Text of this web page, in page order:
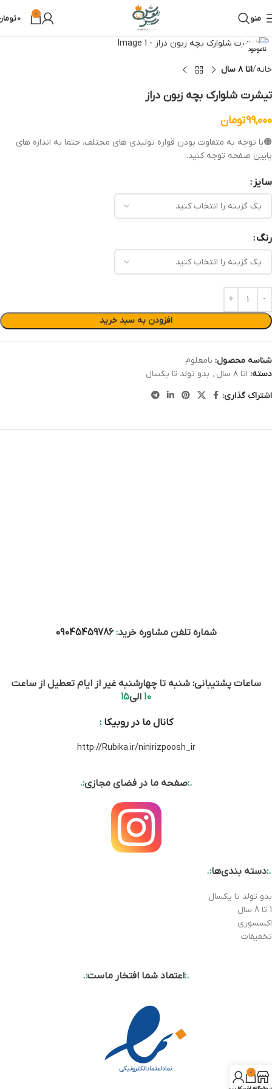
منو 0
0
ناموجود
خانه ۱تا ۸ سال
تیشرت شلوارک بچه زبون دراز
99,000تومان
🟠با توجه به متفاوت بودن قواره تولیدی های مختلف، حتما به اندازه های
پایین صفحه توجه کنید.
سایز
رنگ
افزودن به سبد خرید
شناسه محصول: نامعلوم
دسته: ۱تا ۸ سال , بدو تولد تا یکسال
اشتراک گذاری:
شماره تلفن مشاوره خرید:
09045459786
ساعات پشتیبانی: شنبه تا چهارشنبه غیر از ایام تعطیل از ساعت
10 الی15
کانال ما در روبیکا:
http://Rubika.ir/ninirizpoosh_ir
.:صفحه ما در فضای مجازی:.
.:دسته بندی‌ها:.
بدو تولد تا یکسال
1 تا 8 سال
اکسسوری
تخفیفات
.:اعتماد شما افتخار ماست:.
0